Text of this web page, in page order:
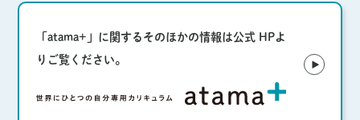
「atama+」に関するそのほかの情報は公式 HPよ
りご覧ください。